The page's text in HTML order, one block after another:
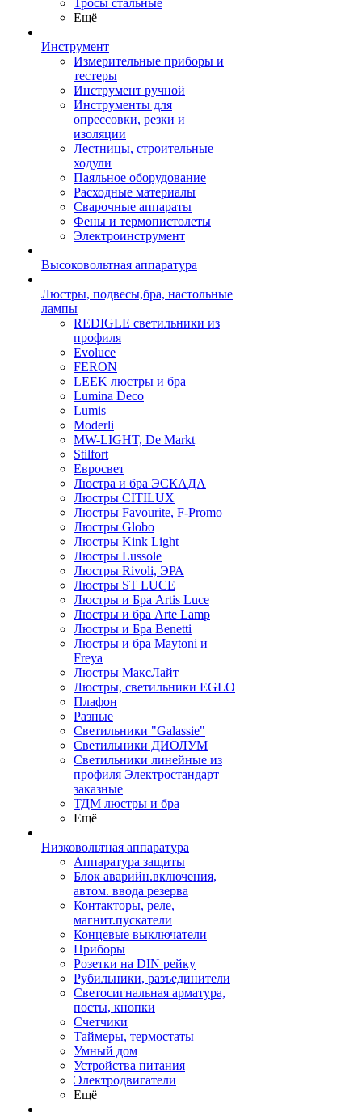
Тросы стальные
Ещё
Инструмент
Измерительные приборы и
тестеры
Инструмент ручной
Инструменты для
опрессовки, резки и
изоляции
Лестницы, строительные
ходули
Паяльное оборудование
Расходные материалы
Сварочные аппараты
Фены и термопистолеты
Электроинструмент
Высоковольтная аппаратура
Люстры, подвесы,бра, настольные
лампы
REDIGLE светильники из
профиля
Evoluce
FERON
LEEK люстры и бра
Lumina Deco
Lumis
Moderli
MW-LIGHT, De Markt
Stilfort
Евросвет
Люстра и бра ЭСКАДА
Люстры CITILUX
Люстры Favourite, F-Promo
Люстры Globo
Люстры Kink Light
Люстры Lussole
Люстры Rivoli, ЭРА
Люстры ST LUCE
Люстры и Бра Artis Luce
Люстры и бра Arte Lamp
Люстры и Бра Benetti
Люстры и бра Maytoni и
Freya
Люстры МаксЛайт
Люстры, светильники EGLO
Плафон
Разные
Светильники "Galassie"
Светильники ДИОЛУМ
Светильники линейные из
профиля Электростандарт
заказные
ТДМ люстры и бра
Ещё
Низковольтная аппаратура
Аппаратура защиты
Блок аварийн.включения,
автом. ввода резерва
Контакторы, реле,
магнит.пускатели
Концевые выключатели
Приборы
Розетки на DIN рейку
Рубильники, разъединители
Светосигнальная арматура,
посты, кнопки
Счетчики
Таймеры, термостаты
Умный дом
Устройства питания
Электродвигатели
Ещё